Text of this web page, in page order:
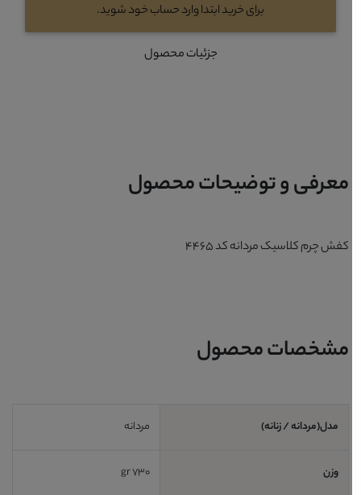
برای خرید ابتدا وارد حساب خود شوید.
جزئیات محصول
معرفی و توضیحات محصول
کفش چرم کلاسیک مردانه کد 4465
مشخصات محصول
مدل(مردانه / زنانه) مردانه
وزن 730 gr